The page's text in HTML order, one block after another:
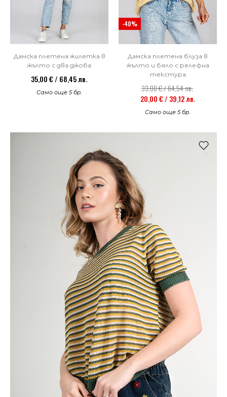
Дамска плетена жилетка в
жълто с два джоба
35,00 € / 68,45 лв.
Само още 5 бр.
-40%
Дамска плетена блуза в
жълто и бяло с релефна
текстура
33,00 € / 64,54 лв.
20,00 € / 39,12 лв.
Само още 5 бр.